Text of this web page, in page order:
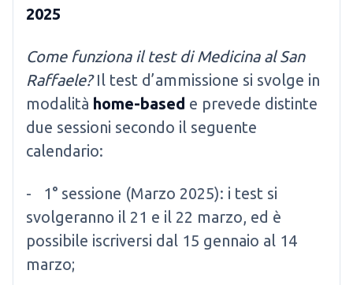
2025
Come funziona il test di Medicina al San
Raffaele?Il test d’ammissione si svolge in
modalità home-based e prevede distinte
due sessioni secondo il seguente
calendario:
- 1° sessione (Marzo 2025): i test si
svolgeranno il 21 e il 22 marzo, ed è
possibile iscriversi dal 15 gennaio al 14
marzo;